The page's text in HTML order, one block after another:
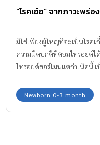
“โรคเอ๋อ” จากภาวะพร่
มิใช่เพียงผู้ใหญ่ที่จะเป็นโรคเ
ความผิดปกติที่ต่อมไทรอยด์ได้
ไทรอยด์ฮอร์โมนแต่กำเนิดนี้ เ
กันติดปากว่า "โรคเอ๋อ" นั่นเอง
Newborn 0-3 month